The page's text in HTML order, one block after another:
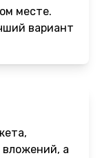
месте.
вариант
вложений, а